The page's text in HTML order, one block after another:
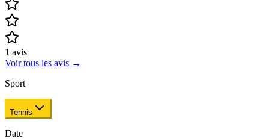
1 avis
Voir tous les avis →
Sport
Tennis
Date